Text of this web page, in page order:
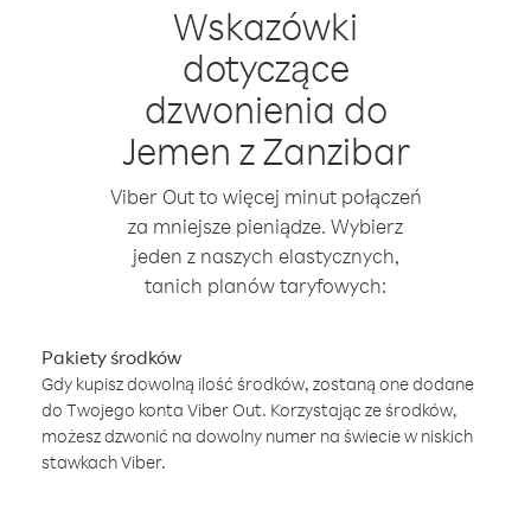
Wskazówki
dotyczące
dzwonienia do
Jemen z Zanzibar
Viber Out to więcej minut połączeń
za mniejsze pieniądze. Wybierz
jeden z naszych elastycznych,
tanich planów taryfowych:
Pakiety środków
Gdy kupisz dowolną ilość środków, zostaną one dodane
do Twojego konta Viber Out. Korzystając ze środków,
możesz dzwonić na dowolny numer na świecie w niskich
stawkach Viber.